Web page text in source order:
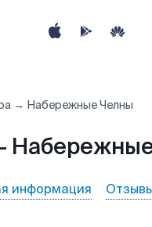
→ Набережные Челны
информация